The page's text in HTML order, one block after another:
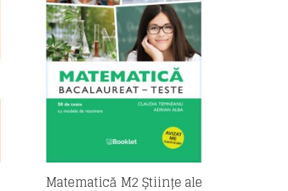
Matematică M2 Științe ale